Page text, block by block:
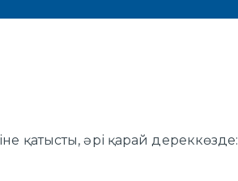
қатысты, әрі қарай дереккөзде: